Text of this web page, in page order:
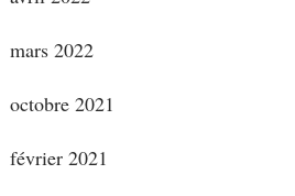
mars 2022
octobre 2021
février 2021